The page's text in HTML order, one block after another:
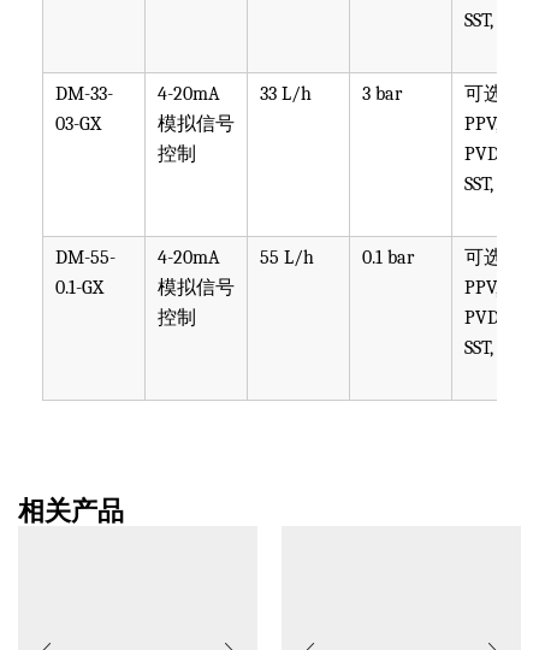
SST, PTFE
DM-33-
03-GX
4-20mA
模拟信号
控制
33 L/h 3 bar
可选
PPV, PVT,
PVDF,
SST, PTFE
DM-55-
0.1-GX
4-20mA
模拟信号
控制
55 L/h 0.1 bar
可选
PPV, PVT,
PVDF,
SST, PTFE
相关产品